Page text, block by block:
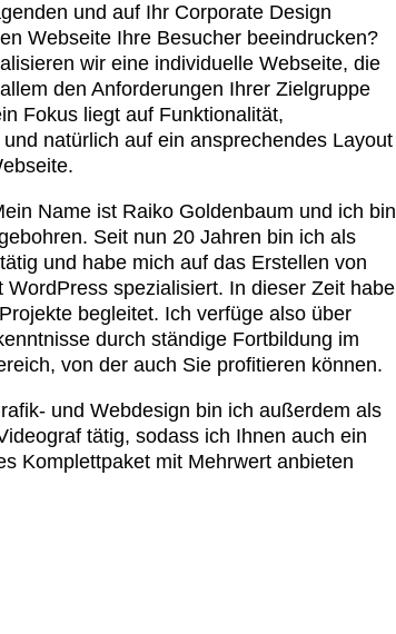
und auf Ihr Corporate Design
Webseite Ihre Besucher beeindrucken?
wir eine individuelle Webseite, die
den Anforderungen Ihrer Zielgruppe
Fokus liegt auf Funktionalität,
natürlich auf ein ansprechendes Layout
Name ist Raiko Goldenbaum und ich bin
Seit nun 20 Jahren bin ich als
und habe mich auf das Erstellen von
WordPress spezialisiert. In dieser Zeit habe
begleitet. Ich verfüge also über
durch ständige Fortbildung im
von der auch Sie profitieren können.
und Webdesign bin ich außerdem als
tätig, sodass ich Ihnen auch ein
Komplettpaket mit Mehrwert anbieten